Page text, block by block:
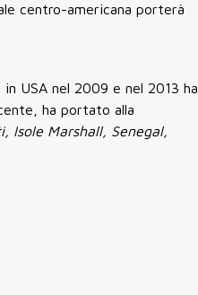
centro-americana porterà
USA nel 2009 e nel 2013 ha
ha portato alla
Isole Marshall, Senegal,